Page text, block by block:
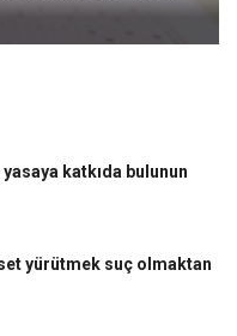
katkıda bulunun
yürütmek suç olmaktan